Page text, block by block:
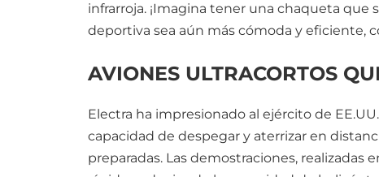
infrarroja. ¡Imagina tener una chaqueta
deportiva sea aún más cómoda y eficiente,
AVIONES ULTRACORTOS
Electra ha impresionado al ejército de
capacidad de despegar y aterrizar en
preparadas. Las demostraciones,